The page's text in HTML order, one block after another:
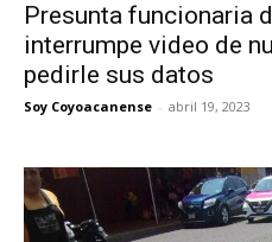
Presunta funcionaria
interrumpe video de
pedirle sus datos
Soy Coyoacanense - abril 19, 2023